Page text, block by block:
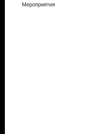
Мероприятия